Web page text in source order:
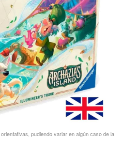
pudiendo variar en algún caso de la